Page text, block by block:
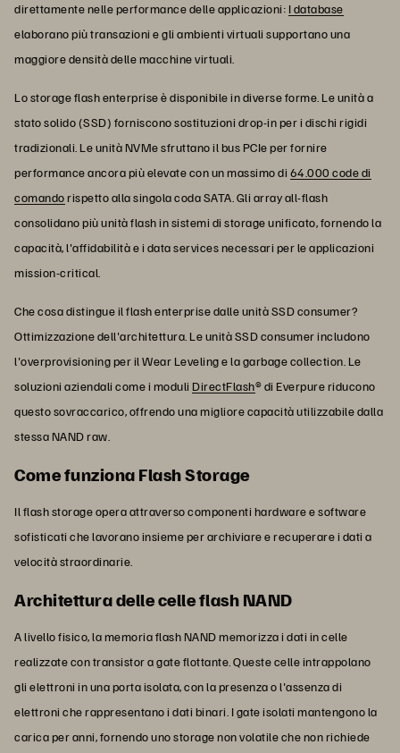
direttamente nelle performance delle applicazioni: I database
elaborano più transazioni e gli ambienti virtuali supportano una
maggiore densità delle macchine virtuali.
Lo storage flash enterprise è disponibile in diverse forme. Le unità a
stato solido (SSD) forniscono sostituzioni drop-in per i dischi rigidi
tradizionali. Le unità NVMe sfruttano il bus PCIe per fornire
performance ancora più elevate con un massimo di 64.000 code di
comandorispetto alla singola coda SATA. Gli array all-flash
consolidano più unità flash in sistemi di storage unificato, fornendo la
capacità, l'affidabilità e i data services necessari per le applicazioni
mission-critical.
Che cosa distingue il flash enterprise dalle unità SSD consumer?
Ottimizzazione dell'architettura. Le unità SSD consumer includono
l'overprovisioning per il Wear Leveling e la garbage collection. Le
soluzioni aziendali come i moduli DirectFlash® di Everpure riducono
questo sovraccarico, offrendo una migliore capacità utilizzabile dalla
stessa NAND raw.
Come funziona Flash Storage
Il flash storage opera attraverso componenti hardware e software
sofisticati che lavorano insieme per archiviare e recuperare i dati a
velocità straordinarie.
Architettura delle celle flash NAND
A livello fisico, la memoria flash NAND memorizza i dati in celle
realizzate con transistor a gate flottante. Queste celle intrappolano
gli elettroni in una porta isolata, con la presenza o l'assenza di
elettroni che rappresentano i dati binari. I gate isolati mantengono la
carica per anni, fornendo uno storage non volatile che non richiede